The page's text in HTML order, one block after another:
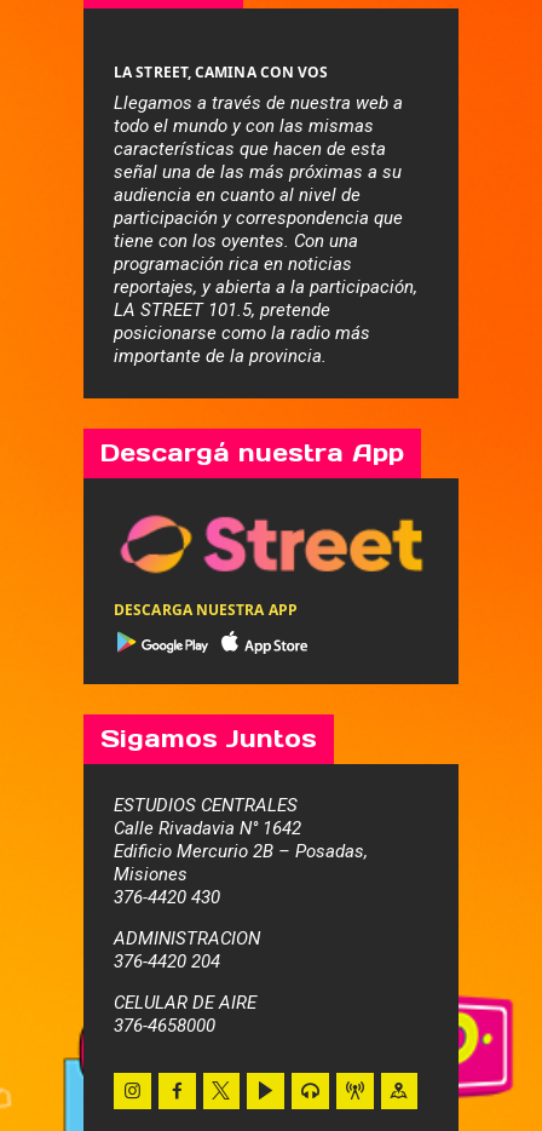
LA STREET, CAMINA CON VOS
Llegamos a través de nuestra web a
todo el mundo y con las mismas
características que hacen de esta
señal una de las más próximas a su
audiencia en cuanto al nivel de
participación y correspondencia que
tiene con los oyentes. Con una
programación rica en noticias
reportajes, y abierta a la participación,
LA STREET 101.5, pretende
posicionarse como la radio más
importante de la provincia.
Descargá nuestra App
DESCARGA NUESTRA APP
Sigamos Juntos
ESTUDIOS CENTRALES
Calle Rivadavia N° 1642
Edificio Mercurio 2B – Posadas,
Misiones
376-4420 430
ADMINISTRACION
376-4420 204
CELULAR DE AIRE
376-4658000